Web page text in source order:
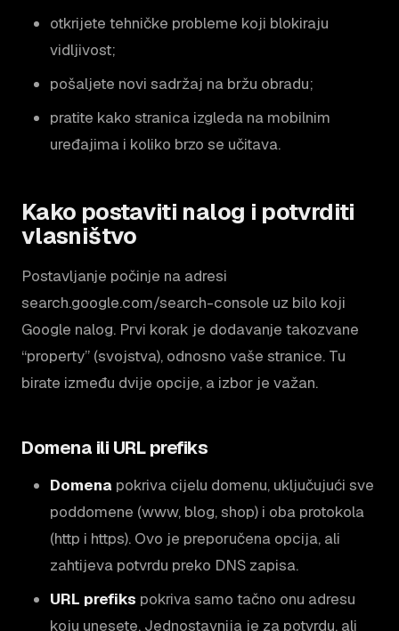
otkrijete tehničke probleme koji blokiraju
vidljivost;
pošaljete novi sadržaj na bržu obradu;
pratite kako stranica izgleda na mobilnim
uređajima i koliko brzo se učitava.
Kako postaviti nalog i potvrditi
vlasništvo
Postavljanje počinje na adresi
search.google.com/search-console uz bilo koji
Google nalog. Prvi korak je dodavanje takozvane
“property” (svojstva), odnosno vaše stranice. Tu
birate između dvije opcije, a izbor je važan.
Domena ili URL prefiks
Domena pokriva cijelu domenu, uključujući sve
poddomene (www, blog, shop) i oba protokola
(http i https). Ovo je preporučena opcija, ali
zahtijeva potvrdu preko DNS zapisa.
URL prefiks pokriva samo tačno onu adresu
koju unesete. Jednostavnija je za potvrdu, ali